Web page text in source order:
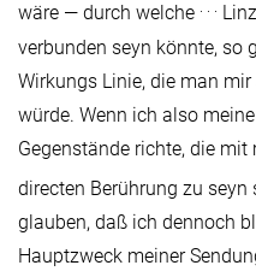
wäre — durch welche . . .
verbunden seyn könnte, so
Wirkungs Linie, die man
würde. Wenn ich also
Gegenstände richte, die
directen Berührung zu seyn
glauben, daß ich dennoch
Hauptzweck meiner